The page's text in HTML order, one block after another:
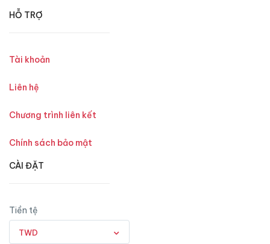
HỖ TRỢ
Tài khoản
Liên hệ
Chương trình liên kết
Chính sách bảo mật
CÀI ĐẶT
Tiền tệ
TWD